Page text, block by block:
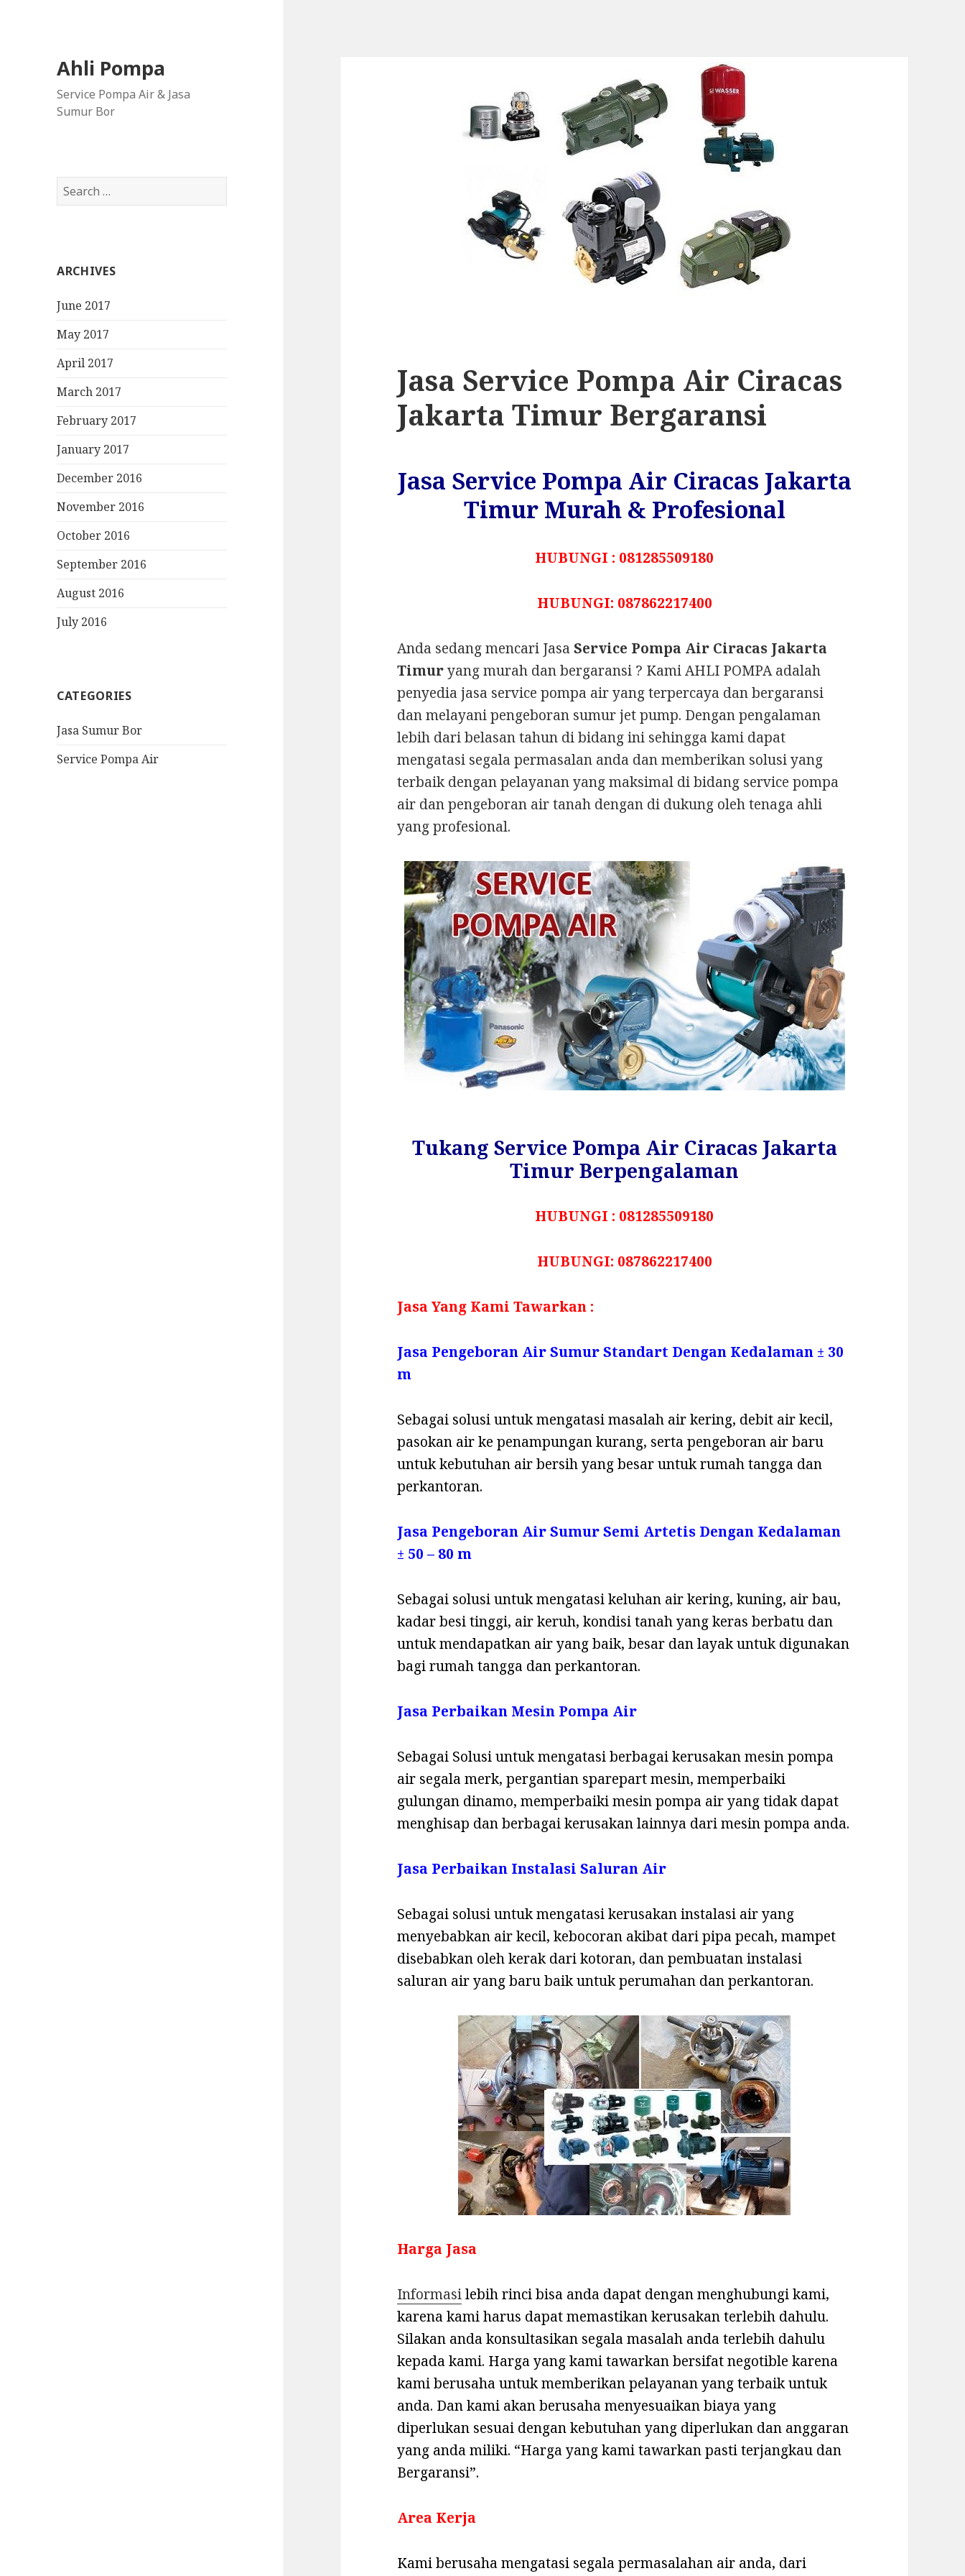
Ahli Pompa
Service Pompa Air & Jasa
Sumur Bor
S
e
h
o
:
ARCHIVES
June 2017
May 2017
April 2017
March 2017
February 2017
January 2017
December 2016
November 2016
October 2016
September 2016
August 2016
July 2016
CATEGORIES
Jasa Sumur Bor
Service Pompa Air
Jasa Service Pompa Air Ciracas
Jakarta Timur Bergaransi
Jasa Service Pompa Air Ciracas Jakarta
Timur Murah & Profesional
HUBUNGI : 081285509180
HUBUNGI: 087862217400
Anda sedang mencari JasaService Pompa Air Ciracas Jakarta
Timuryang murah dan bergaransi ? Kami AHLI POMPA adalah
penyedia jasa service pompa air yang terpercaya dan bergaransi
dan melayani pengeboran sumur jet pump. Dengan pengalaman
lebih dari belasan tahun di bidang ini sehingga kami dapat
mengatasi segala permasalan anda dan memberikan solusi yang
terbaik dengan pelayanan yang maksimal di bidang service pompa
air dan pengeboran air tanah dengan di dukung oleh tenaga ahli
yang profesional.
Tukang Service Pompa Air Ciracas Jakarta
Timur Berpengalaman
HUBUNGI : 081285509180
HUBUNGI: 087862217400
Jasa Yang Kami Tawarkan :
Jasa Pengeboran Air Sumur Standart Dengan Kedalaman ± 30
m
Sebagai solusi untuk mengatasi masalah air kering, debit air kecil,
pasokan air ke penampungan kurang, serta pengeboran air baru
untuk kebutuhan air bersih yang besar untuk rumah tangga dan
perkantoran.
Jasa Pengeboran Air Sumur Semi Artetis Dengan Kedalaman
± 50 – 80 m
Sebagai solusi untuk mengatasi keluhan air kering, kuning, air bau,
kadar besi tinggi, air keruh, kondisi tanah yang keras berbatu dan
untuk mendapatkan air yang baik, besar dan layak untuk digunakan
bagi rumah tangga dan perkantoran.
Jasa Perbaikan Mesin Pompa Air
Sebagai Solusi untuk mengatasi berbagai kerusakan mesin pompa
air segala merk, pergantian sparepart mesin, memperbaiki
gulungan dinamo, memperbaiki mesin pompa air yang tidak dapat
menghisap dan berbagai kerusakan lainnya dari mesin pompa anda.
Jasa Perbaikan Instalasi Saluran Air
Sebagai solusi untuk mengatasi kerusakan instalasi air yang
menyebabkan air kecil, kebocoran akibat dari pipa pecah, mampet
disebabkan oleh kerak dari kotoran, dan pembuatan instalasi
saluran air yang baru baik untuk perumahan dan perkantoran.
Harga Jasa
Informasilebih rinci bisa anda dapat dengan menghubungi kami,
karena kami harus dapat memastikan kerusakan terlebih dahulu.
Silakan anda konsultasikan segala masalah anda terlebih dahulu
kepada kami. Harga yang kami tawarkan bersifat negotible karena
kami berusaha untuk memberikan pelayanan yang terbaik untuk
anda. Dan kami akan berusaha menyesuaikan biaya yang
diperlukan sesuai dengan kebutuhan yang diperlukan dan anggaran
yang anda miliki. “Harga yang kami tawarkan pasti terjangkau dan
Bergaransi”.
Area Kerja
Kami berusaha mengatasi segala permasalahan air anda, dari